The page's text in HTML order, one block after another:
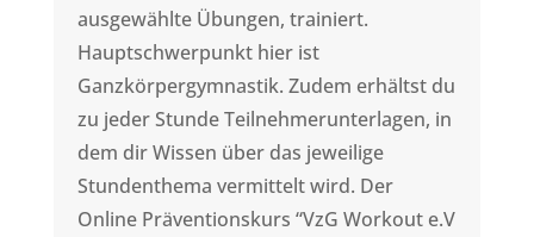
ausgewählte Übungen, trainiert.
Hauptschwerpunkt hier ist
Ganzkörpergymnastik. Zudem erhältst du
zu jeder Stunde Teilnehmerunterlagen, in
dem dir Wissen über das jeweilige
Stundenthema vermittelt wird. Der
Online Präventionskurs “VzG Workout e.V